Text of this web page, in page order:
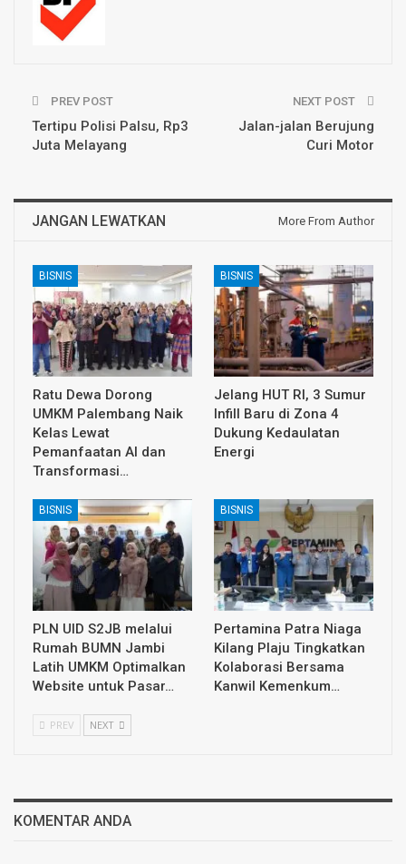
PREV POST
Tertipu Polisi Palsu, Rp3
Juta Melayang
NEXT POST
Jalan-jalan Berujung
Curi Motor
JANGAN LEWATKAN More From Author
BISNIS
Ratu Dewa Dorong
UMKM Palembang Naik
Kelas Lewat
Pemanfaatan AI dan
Transformasi…
BISNIS
Jelang HUT RI, 3 Sumur
Infill Baru di Zona 4
Dukung Kedaulatan
Energi
BISNIS
PLN UID S2JB melalui
Rumah BUMN Jambi
Latih UMKM Optimalkan
Website untuk Pasar…
BISNIS
Pertamina Patra Niaga
Kilang Plaju Tingkatkan
Kolaborasi Bersama
Kanwil Kemenkum…
PREV NEXT
KOMENTAR ANDA